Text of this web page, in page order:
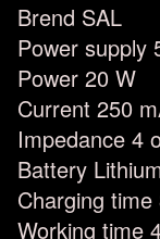
Brend SAL
Power supply
Power 20 W
Current 250
Impedance 4
Battery
Charging time
Working time